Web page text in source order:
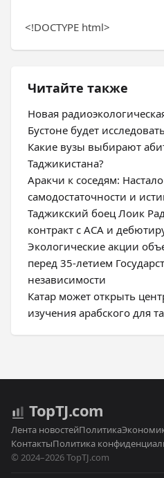
<!DOCTYPE html>
Читайте также
Новая
Бустоне будет
Какие вузы выбирают
Таджикистана?
Аракчи к соседям:
самодостаточности и
Таджикский боец Лоик
контракт с ACA и
Экологические акции
перед 35-летием
независимости
Катар может открыть
изучения арабского для
TopTJ.com
Лента новостейПолитика
КонтактыПолитика
© 2024–2026 TopTJ.com